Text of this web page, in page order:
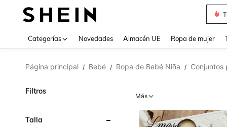
Categorías Novedades Almacén UE Ropa de mujer
Página principal / Bebé / Ropa de Bebé Niña / Conjuntos
Filtros
Talla
Más